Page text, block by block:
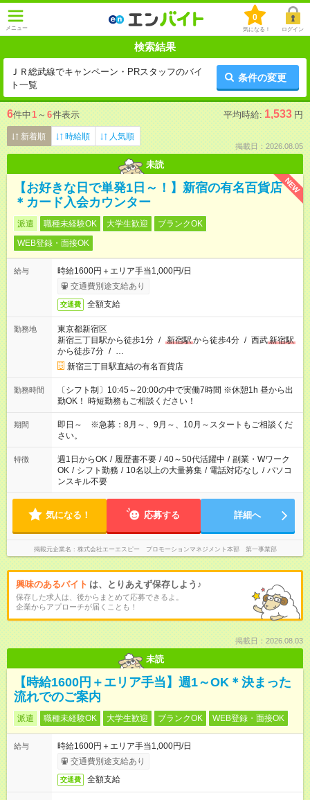
メニュー
0
気になる！ ログイン
検索結果
ＪＲ総武線でキャンペーン・PRスタッフのバイ
ト一覧
条件の変更
6件中1 ～ 6件表示 平均時給: 1,533 円
新着順 時給順 人気順
掲載日：2026.08.05
未読
NEW
【お好きな日で単発1日～！】新宿の有名百貨店
＊カード入会カウンター
派遣 職種未経験OK 大学生歓迎
ブランクOK
WEB登録・面接OK
給与
時給1600円＋エリア手当1,000円/日
交通費別途支給あり
交通費 全額支給
勤務地
東京都新宿区
新宿三丁目駅から徒歩1分 / 新宿駅から徒歩4分 / 西武新宿駅
から徒歩7分 / …
新宿三丁目駅直結の有名百貨店
勤務時間
〔シフト制〕10:45～20:00の中で実働7時間 ※休憩1h 昼から出
勤OK！ 時短勤務もご相談ください！
期間
即日～ ※急募：8月～、9月～、10月～スタートもご相談くだ
さい。
特徴 週1日からOK / 履歴書不要 / 40～50代活躍中 / 副業・Wワーク
OK / シフト勤務 / 10名以上の大量募集 / 電話対応なし / パソコ
ンスキル不要
気になる！ 応募する 詳細へ
掲載元企業名 株式会社エーエスピー プロモーションマネジメント本部 第一事業部
興味のあるバイト は、とりあえず保存しよう♪
保存した求人は、後からまとめて応募できるよ。
企業からアプローチが届くことも！
掲載日：2026.08.03
未読
【時給1600円＋エリア手当】週1～OK＊決まった
流れでのご案内
派遣 職種未経験OK 大学生歓迎 ブランクOK WEB登録・面接OK
給与
時給1600円＋エリア手当1,000円/日
交通費別途支給あり
交通費 全額支給